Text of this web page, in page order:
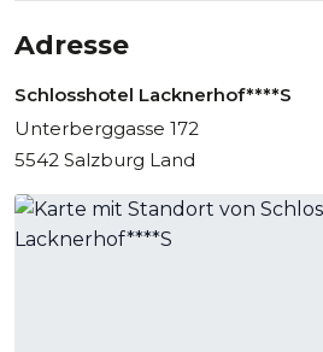
Adresse
Schlosshotel Lacknerhof****S
Unterberggasse 172
5542 Salzburg Land